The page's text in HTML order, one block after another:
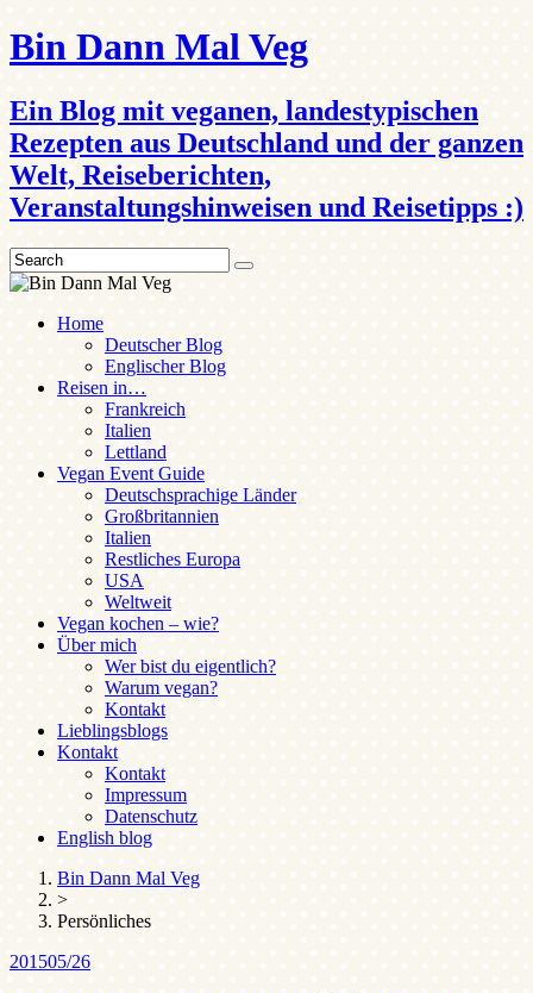
Bin Dann Mal Veg
Ein Blog mit veganen, landestypischen
Rezepten aus Deutschland und der ganzen
Welt, Reiseberichten,
Veranstaltungshinweisen und Reisetipps :)
Search
Home
Deutscher Blog
Englischer Blog
Reisen in…
Frankreich
Italien
Lettland
Vegan Event Guide
Deutschsprachige Länder
Großbritannien
Italien
Restliches Europa
USA
Weltweit
Vegan kochen – wie?
Über mich
Wer bist du eigentlich?
Warum vegan?
Kontakt
Lieblingsblogs
Kontakt
Kontakt
Impressum
Datenschutz
English blog
Bin Dann Mal Veg
>
Persönliches
201505/26